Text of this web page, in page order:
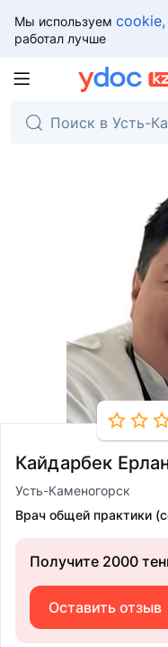
Мы используем cookie,
работал лучше
Кайдарбек
Усть-Каменогорск
Врач общей практики
Получите 2000
Оставить отзыв